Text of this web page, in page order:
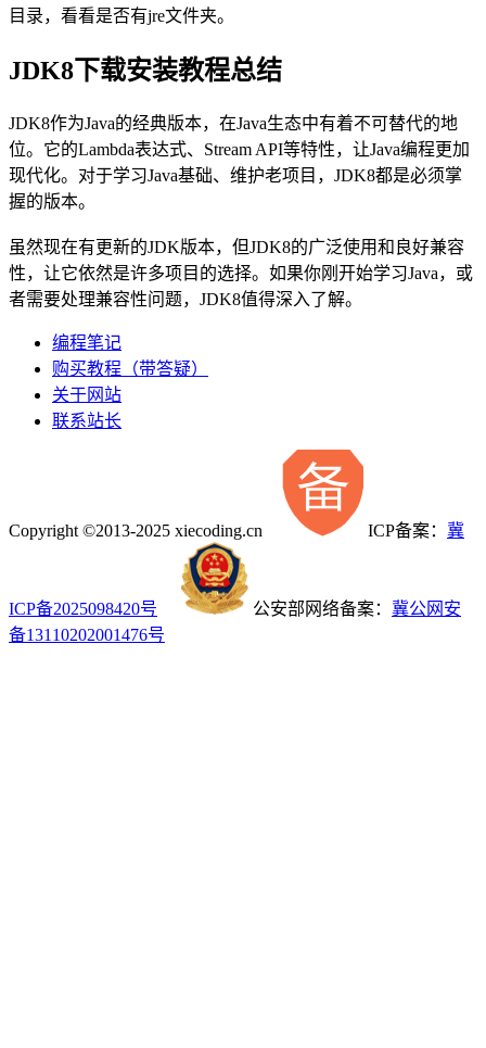
目录，看看是否有jre文件夹。
JDK8下载安装教程总结
JDK8作为Java的经典版本，在Java生态中有着不可替代的地
位。它的Lambda表达式、Stream API等特性，让Java编程更加
现代化。对于学习Java基础、维护老项目，JDK8都是必须掌
握的版本。
虽然现在有更新的JDK版本，但JDK8的广泛使用和良好兼容
性，让它依然是许多项目的选择。如果你刚开始学习Java，或
者需要处理兼容性问题，JDK8值得深入了解。
编程笔记
购买教程（带答疑）
关于网站
联系站长
Copyright ©2013-2025 xiecoding.cn ICP备案： 冀
ICP备2025098420号 公安部网络备案： 冀公网安
备13110202001476号